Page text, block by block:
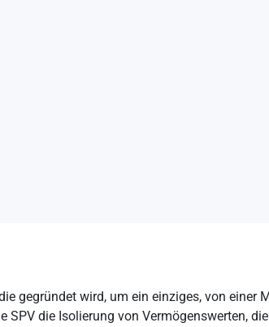
gegründet wird, um ein einziges, von einer
die Isolierung von Vermögenswerten,